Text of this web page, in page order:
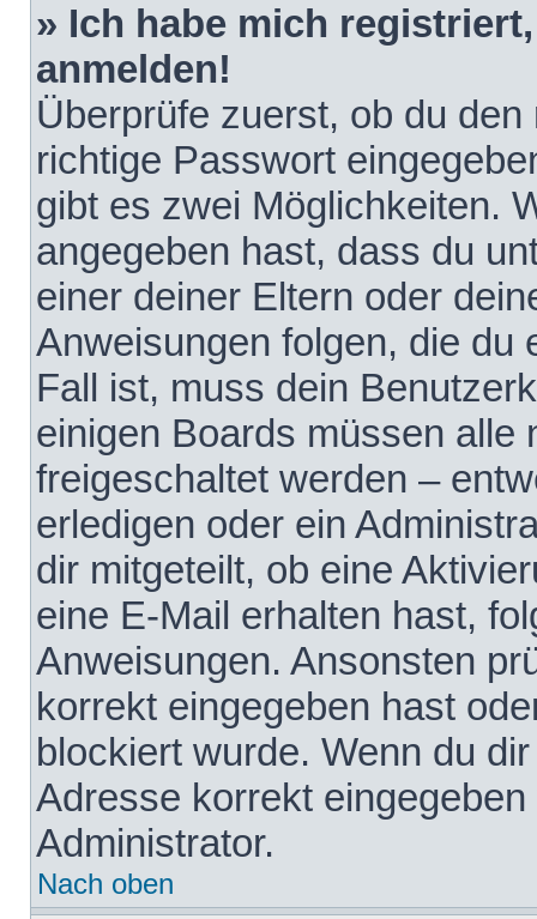
» Ich habe mich
anmelden!
Überprüfe zuerst, ob du
richtige Passwort
gibt es zwei Möglichkeiten.
angegeben hast, dass du
einer deiner Eltern oder
Anweisungen folgen, die du
Fall ist, muss dein
einigen Boards müssen alle
freigeschaltet werden –
erledigen oder ein
dir mitgeteilt, ob eine
eine E-Mail erhalten hast,
Anweisungen. Ansonsten
korrekt eingegeben hast
blockiert wurde. Wenn du
Adresse korrekt
Administrator.
Nach oben